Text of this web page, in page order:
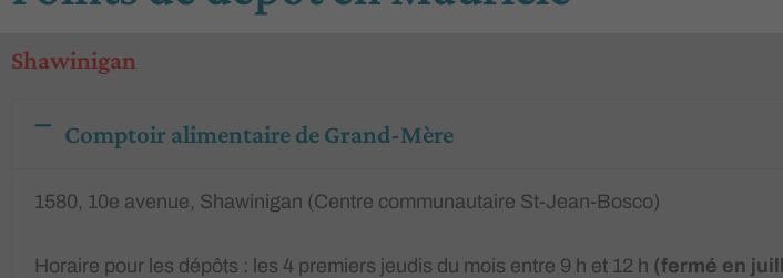
Shawinigan
Comptoir alimentaire de Grand-Mère
1580, 10e avenue, Shawinigan (Centre communautaire St-Jean-Bosco)
Horaire pour les dépôts : les 4 premiers jeudis du mois entre 9 h et 12 h (fermé en